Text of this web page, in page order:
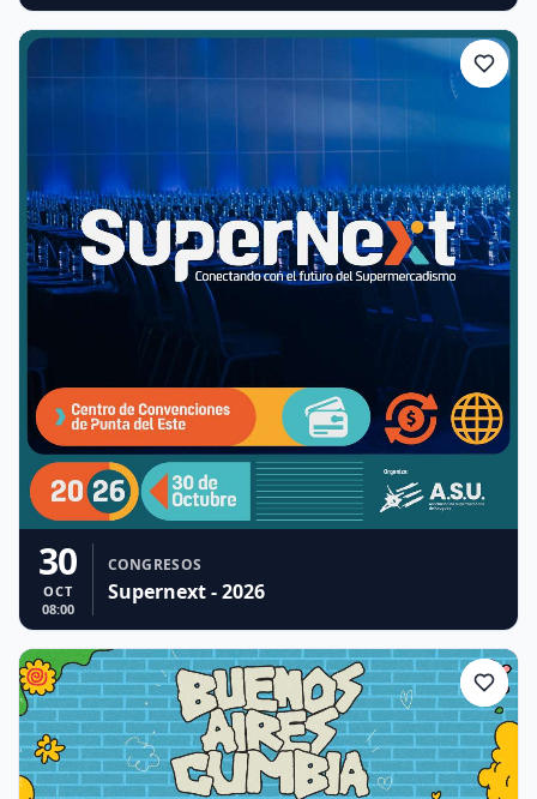
30
OCT
08:00
CONGRESOS
Supernext - 2026